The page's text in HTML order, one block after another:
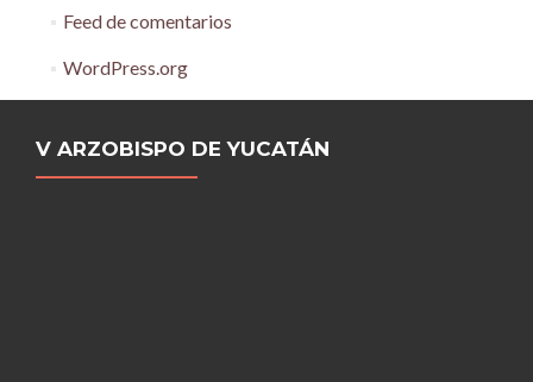
Feed de comentarios
WordPress.org
V ARZOBISPO DE YUCATÁN